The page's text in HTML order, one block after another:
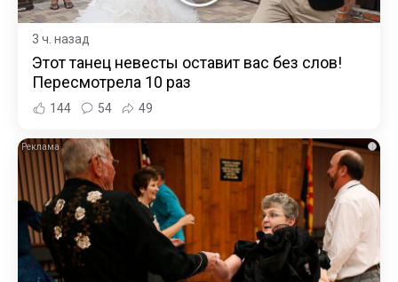
3 ч. назад
Этот танец невесты оставит вас без слов!
Пересмотрела 10 раз
144 54 49
i